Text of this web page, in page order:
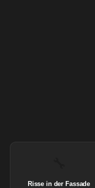
Risse in der Fassade